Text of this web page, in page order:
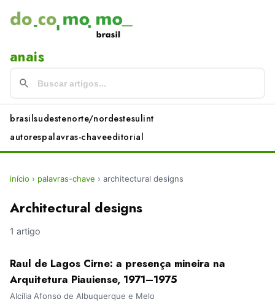
anais
brasilsudestenorte/nordestesulint
autorespalavras-chaveeditorial
início › palavras-chave › architectural designs
Architectural designs
1 artigo
Raul de Lagos Cirne: a presença mineira na
Arquitetura Piauiense, 1971–1975
Alcília Afonso de Albuquerque e Melo